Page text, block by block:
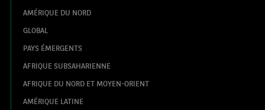
AMÉRIQUE DU NORD
GLOBAL
PAYS ÉMERGENTS
AFRIQUE SUBSAHARIENNE
AFRIQUE DU NORD ET MOYEN-ORIENT
AMÉRIQUE LATINE